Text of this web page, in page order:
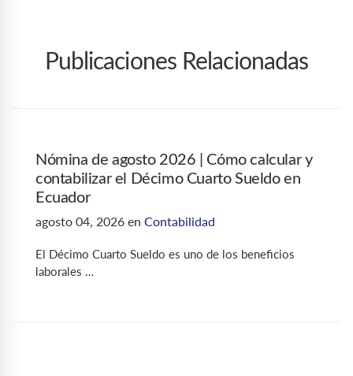
Publicaciones Relacionadas
Nómina de agosto 2026 | Cómo calcular y
contabilizar el Décimo Cuarto Sueldo en
Ecuador
agosto 04, 2026 en Contabilidad
El Décimo Cuarto Sueldo es uno de los beneficios
laborales …